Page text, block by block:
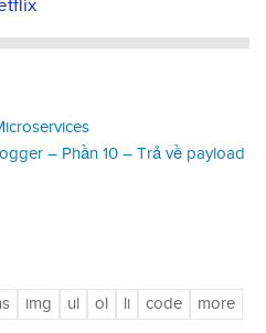
– Phần 10 – Trả về payload